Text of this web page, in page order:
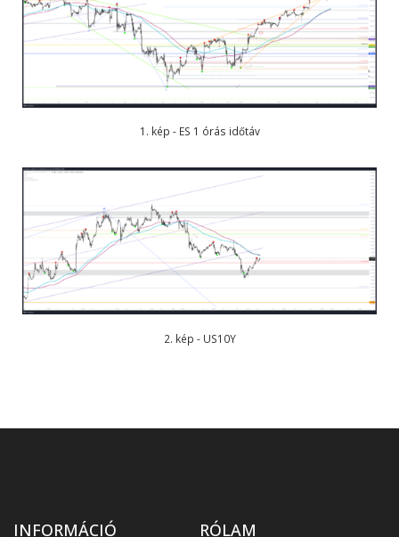
1. kép - ES 1 órás időtáv
2. kép - US10Y
INFORMÁCIÓ RÓLAM